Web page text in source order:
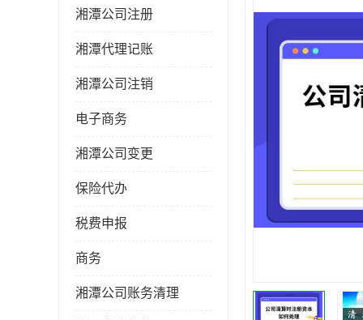
湘潭公司注册
湘潭代理记账
湘潭公司注销
电子商务
湘潭公司变更
保险代办
税费申报
商务
湘潭公司账务清理